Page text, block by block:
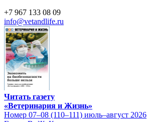
+7 967 133 08 09
info@vetandlife.ru
Читать газету
«Ветеринария и Жизнь»
Номер 07–08 (110–111) июль–август 2026